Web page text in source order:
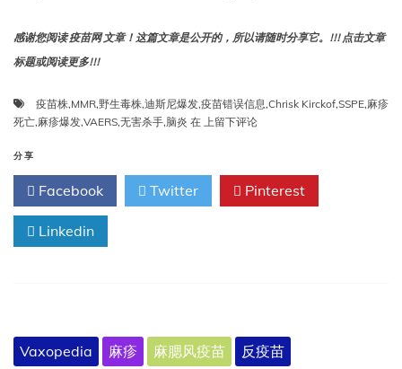
感谢您阅读 疫苗网 文章！这篇文章是公开的，所以请随时分享它。!!! 点击文章
标题或阅读更多!!!
疫苗株,MMR,野生毒株,迪斯尼爆发,疫苗错误信息,Chrisk Kirckof,SSPE,麻疹
死亡,麻疹爆发,VAERS,无害杀手,脑炎 在 为
你
有
苗？
上留下评论
分享
Facebook Twitter Pinterest
Linkedin
Vaxopedia 麻疹 麻腮风疫苗 反疫苗